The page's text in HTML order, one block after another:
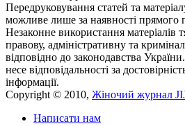
Передруковування статей та
можливе лише за наявності прямого
Незаконне використання матеріалів
правову, адміністративну та
відповідно до законодавства
несе відповідальності за
інформації.
Copyright © 2010, Жіночий журнал
Написати нам